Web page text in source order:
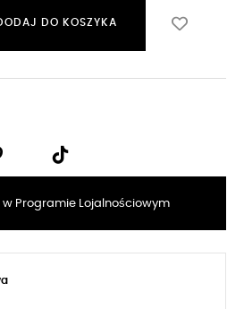
DO KOSZYKA
Programie Lojalnościowym